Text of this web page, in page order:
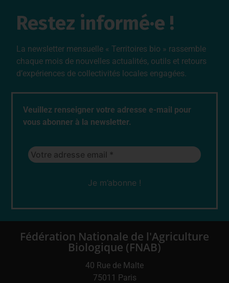
Restez informé·e !
La newsletter mensuelle « Territoires bio » rassemble
chaque mois de nouvelles actualités, outils et retours
d’expériences de collectivités locales engagées.
Veuillez renseigner votre adresse e-mail pour
vous abonner à la newsletter.
Fédération Nationale de l'Agriculture
Biologique (FNAB)
40 Rue de Malte
75011 Paris